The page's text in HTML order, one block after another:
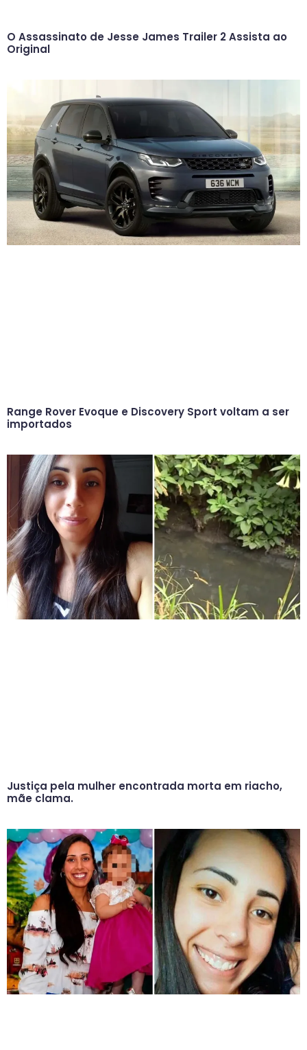
O Assassinato de Jesse James Trailer 2 Assista ao
Original
Range Rover Evoque e Discovery Sport voltam a ser
importados
Justiça pela mulher encontrada morta em riacho,
mãe clama.